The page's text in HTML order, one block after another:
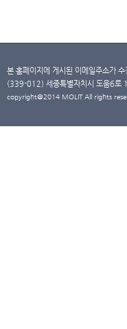
본 홈페이지에 게시된 이메일주소가
(339-012) 세종특별자치시 도움6
copyright@2014 MOLIT All rights